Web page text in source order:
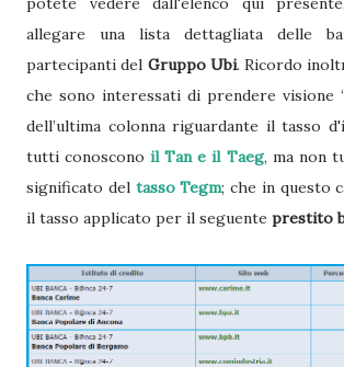
allegare una lista dettagliata delle
partecipanti del Gruppo Ubi. Ricordo
che sono interessati di prendere visione
dell’ultima colonna riguardante il tasso
tutti conosconoil Tan e il Taeg, ma non
significato del tasso Tegm; che in questo
il tasso applicato per il seguente prestito